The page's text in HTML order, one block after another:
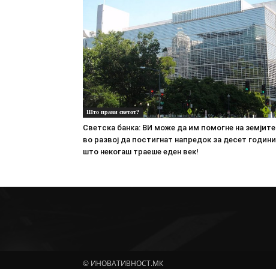
Што прави светот?
Светска банка: ВИ може да им помогне на земјите
во развој да постигнат напредок за десет години,
што некогаш траеше еден век!
© ИНОВАТИВНОСТ.МК